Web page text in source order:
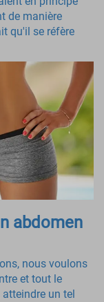
de manière
qu'il se réfère
abdomen
nous voulons
et tout le
atteindre un tel